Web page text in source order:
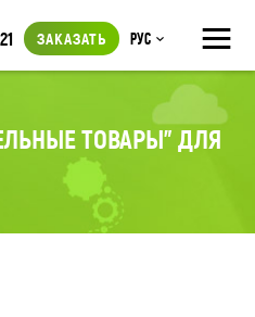
≡
ЗАКАЗАТЬ Рус
ТОВАРЫ" ДЛЯ